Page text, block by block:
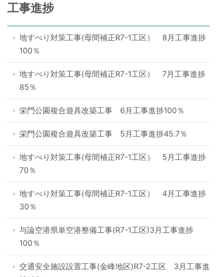
工事進捗
地すべり対策工事(母間補正R7-1工区） 8月工事進捗
100％
地すべり対策工事(母間補正R7-1工区） 7月工事進捗
85％
栄門公園複合遊具改築工事 6月工事進捗100％
栄門公園複合遊具改築工事 5月工事進捗45.7％
地すべり対策工事(母間補正R7-1工区） 5月工事進捗
70％
地すべり対策工事(母間補正R7-1工区） 4月工事進捗
30％
与論空港県単空港整備工事(R7-1工区)3月工事進捗
100％
交通安全施設設置工事(金峰地区)R7-2工区 3月工事進